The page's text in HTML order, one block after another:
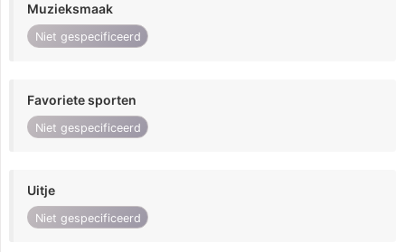
Muzieksmaak
Niet gespecificeerd
Favoriete sporten
Niet gespecificeerd
Uitje
Niet gespecificeerd